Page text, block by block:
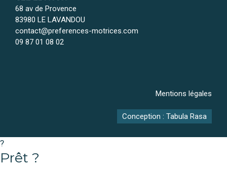
68 av de Provence
83980 LE LAVANDOU
contact@preferences-motrices.com
09 87 01 08 02
Mentions légales
Conception : Tabula Rasa
?
Prêt ?